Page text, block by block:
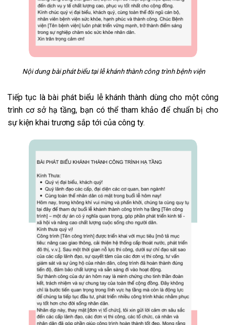
Nội dung bài phát biểu tại lễ khánh thành công trình bệnh viện
Tiếp tục là bài phát biểu lễ khánh thành dùng cho một công
trình cơ sở hạ tầng, bạn có thể tham khảo để chuẩn bị cho
sự kiện khai trương sắp tới của công ty.